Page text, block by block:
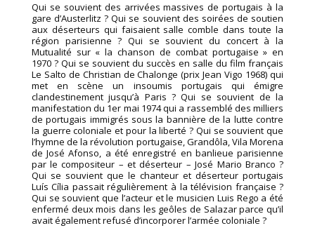
Qui se souvient des arrivées massives de portugais à la
gare d’Austerlitz ? Qui se souvient des soirées de soutien
aux déserteurs qui faisaient salle comble dans toute la
région parisienne ? Qui se souvient du concert à la
Mutualité sur « la chanson de combat portugaise » en
1970 ? Qui se souvient du succès en salle du film français
Le Salto de Christian de Chalonge (prix Jean Vigo 1968) qui
met en scène un insoumis portugais qui émigre
clandestinement jusqu’à Paris ? Qui se souvient de la
manifestation du 1er mai 1974 qui a rassemblé des milliers
de portugais immigrés sous la bannière de la lutte contre
la guerre coloniale et pour la liberté ? Qui se souvient que
l’hymne de la révolution portugaise, Grandôla, Vila Morena
de José Afonso, a été enregistré en banlieue parisienne
par le compositeur – et déserteur – José Mario Branco ?
Qui se souvient que le chanteur et déserteur portugais
Luís Cília passait régulièrement à la télévision française ?
Qui se souvient que l’acteur et le musicien Luis Rego a été
enfermé deux mois dans les geôles de Salazar parce qu’il
avait également refusé d’incorporer l’armée coloniale ?